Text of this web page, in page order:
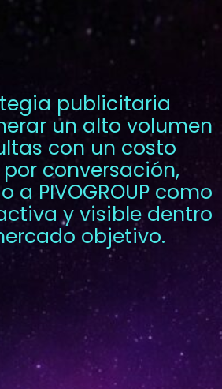
publicitaria
un alto volumen
con un costo
conversación,
a PIVOGROUP como
y visible dentro
objetivo.